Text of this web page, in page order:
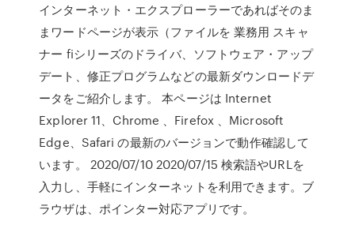
インターネット・エクスプローラーであればそのま
まワードページが表示（ファイルを 業務用 スキャ
ナー fiシリーズのドライバ、ソフトウェア・アップ
デート、修正プログラムなどの最新ダウンロードデ
ータをご紹介します。 本ページは Internet
Explorer 11、Chrome 、Firefox 、Microsoft
Edge、Safari の最新のバージョンで動作確認して
います。 2020/07/10 2020/07/15 検索語やURLを
入力し、手軽にインターネットを利用できます。ブ
ラウザは、ポインター対応アプリです。